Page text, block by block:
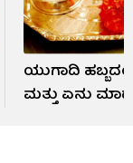
ಯುಗಾದಿ
ಮತ್ತು ಏನು